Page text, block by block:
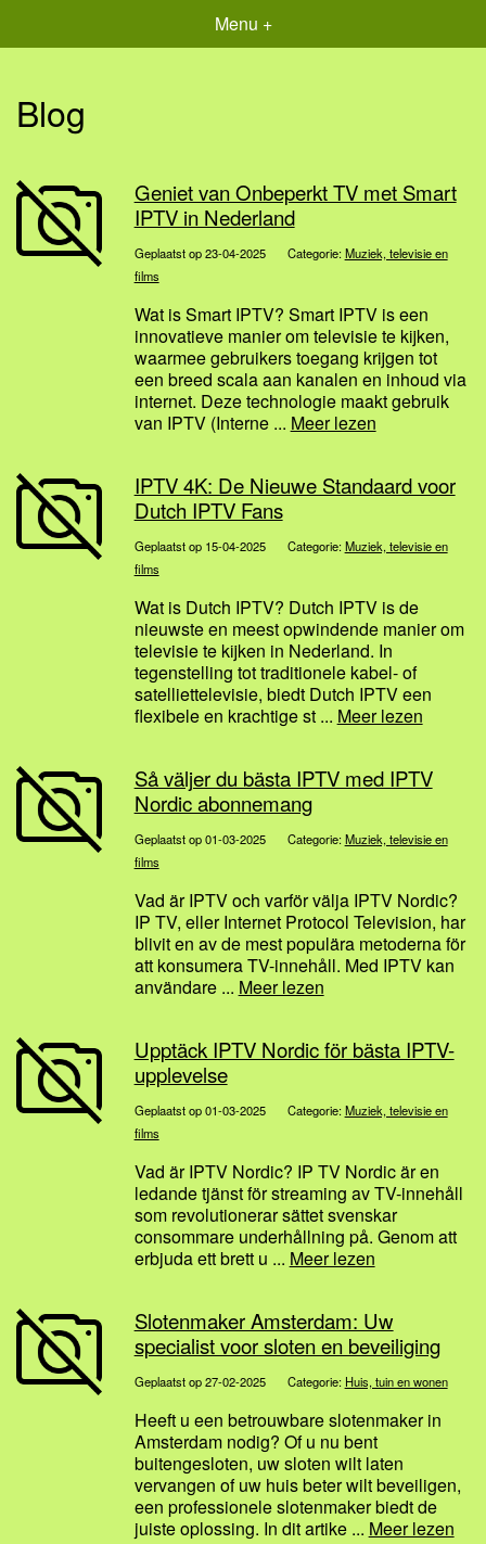
Menu +
Blog
Geniet van Onbeperkt TV met Smart
IPTV in Nederland
Geplaatst op 23-04-2025 Categorie:Muziek, televisie en
films
Wat is Smart IPTV? Smart IPTV is een
innovatieve manier om televisie te kijken,
waarmee gebruikers toegang krijgen tot
een breed scala aan kanalen en inhoud via
internet. Deze technologie maakt gebruik
van IPTV (Interne ... Meer lezen
IPTV 4K: De Nieuwe Standaard voor
Dutch IPTV Fans
Geplaatst op 15-04-2025 Categorie:Muziek, televisie en
films
Wat is Dutch IPTV? Dutch IPTV is de
nieuwste en meest opwindende manier om
televisie te kijken in Nederland. In
tegenstelling tot traditionele kabel- of
satelliettelevisie, biedt Dutch IPTV een
flexibele en krachtige st ... Meer lezen
Så väljer du bästa IPTV med IPTV
Nordic abonnemang
Geplaatst op 01-03-2025 Categorie:Muziek, televisie en
films
Vad är IPTV och varför välja IPTV Nordic?
IP TV, eller Internet Protocol Television, har
blivit en av de mest populära metoderna för
att konsumera TV-innehåll. Med IPTV kan
användare ... Meer lezen
Upptäck IPTV Nordic för bästa IPTV-
upplevelse
Geplaatst op 01-03-2025 Categorie:Muziek, televisie en
films
Vad är IPTV Nordic? IP TV Nordic är en
ledande tjänst för streaming av TV-innehåll
som revolutionerar sättet svenskar
consommare underhållning på. Genom att
erbjuda ett brett u ... Meer lezen
Slotenmaker Amsterdam: Uw
specialist voor sloten en beveiliging
Geplaatst op 27-02-2025 Categorie: Huis, tuin en wonen
Heeft u een betrouwbare slotenmaker in
Amsterdam nodig? Of u nu bent
buitengesloten, uw sloten wilt laten
vervangen of uw huis beter wilt beveiligen,
een professionele slotenmaker biedt de
juiste oplossing. In dit artike ... Meer lezen